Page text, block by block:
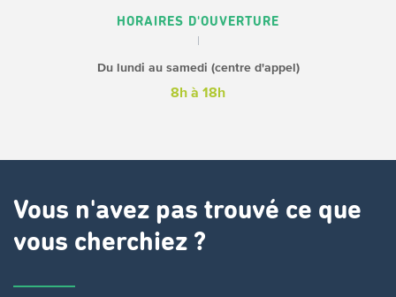
HORAIRES D'OUVERTURE
Du lundi au samedi (centre d'appel)
8h à 18h
Vous n'avez pas trouvé ce que
vous cherchiez ?